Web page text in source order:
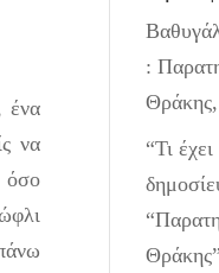
ένα
να
όσο
:
“Τι